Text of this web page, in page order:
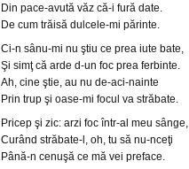
Din pace-avută văz că-i fură date.
De cum trăisă dulcele-mi părinte.
Ci-n sânu-mi nu ştiu ce prea iute bate,
Şi simţ că arde d-un foc prea ferbinte.
Ah, cine ştie, au nu de-aci-nainte
Prin trup şi oase-mi focul va străbate.
Pricep şi zic: arzi foc într-al meu sânge,
Curând străbate-l, oh, tu să nu-nceţi
Până-n cenuşă ce mă vei preface.